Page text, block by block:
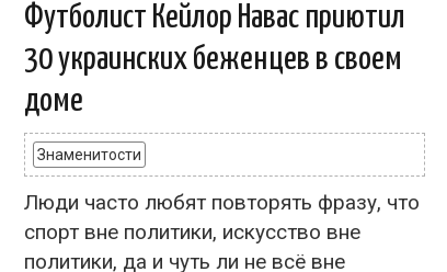
Футболист Кейлор Навас приютил
30 украинских беженцев в своем
доме
Знаменитости
Люди часто любят повторять фразу, что
спорт вне политики, искусство вне
политики, да и чуть ли не всё вне